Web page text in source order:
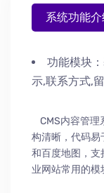
系统功能
功能模块：
示,联系方式,
CMS内容管理
构清晰，代码易
和百度地图，支
业网站常用的模